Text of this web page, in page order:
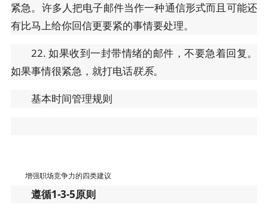
紧急。许多人把电子邮件当作一种通信形式而且可能还
有比马上给你回信更要紧的事情要处理。
22. 如果收到一封带情绪的邮件，不要急着回复。
如果事情很紧急，就打电话联系。
基本时间管理规则
增强职场竞争力的四类建议
遵循1-3-5原则